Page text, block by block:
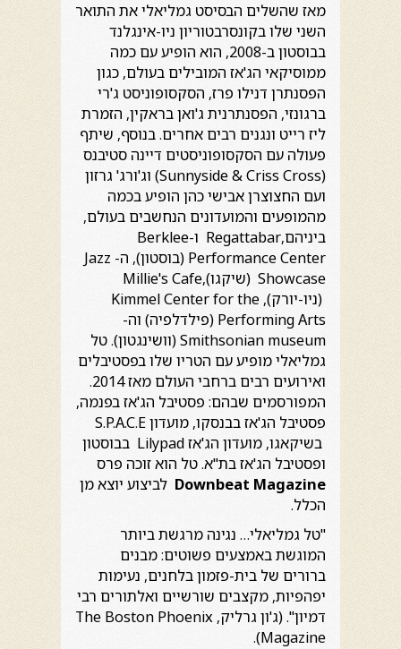
מאז שהשלים הבסיסט גמליאלי את התואר
השני שלו בקונסרבטוריון ניו-אינגלנד
בבוסטון ב-2008, הוא הופיע עם כמה
ממוסיקאי הג'אז המובילים בעולם, כגון
הפסנתרן דנילו פרז, הסקסופוניסט ג'רי
ברגונזי, הפסנתרנית ג'ואן בראקין, הזמרת
ליז רייט ונגנים רבים אחרים. בנוסף, שיתף
פעולה עם הסקסופוניסטים דיינה סטיבנס
(Sunnyside & Criss Cross) וג'ורג' גרזון
ועם החצוצרן אבישי כהן הופיע בכמה
מהמופעים והמועדונים הנחשבים בעולם,
ביניהם,Regattabar ו-Berklee
Performance Center (בוסטון), ה- Jazz
Showcase (שיקגו),Millie's Cafe
(ניו-יורק), Kimmel Center for the
Performing Arts (פילדלפיה) וה-
Smithsonian museum (וושינגטון). טל
גמליאלי מופיע עם הטריו שלו בפסטיבלים
ואירועים רבים ברחבי העולם מאז 2014.
המפורסמים שבהם: פסטיבל הג'אז בפנמה,
פסטיבל הג'אז בבנסקו, מועדון S.P.A.C.E
בשיקאגו, מועדון הג'אז Lilypad בבוסטון
ופסטיבל הג'אז בת"א. טל הוא זוכה פרס
Downbeat Magazine לביצוע יוצא מן
הכלל.
"טל גמליאלי… נגינה מרגשת ביותר
המוגשת באמצעים פשוטים: מבנים
ברורים של בית-פזמון בלחנים, נעימות
יפהפיות, מקצבים שורשיים ואלתורים רבי
דמיון". (ג'ון גרליק, The Boston Phoenix
Magazine).